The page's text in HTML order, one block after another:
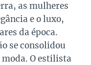
as mulheres
e o luxo,
da época.
se consolidou
O estilista